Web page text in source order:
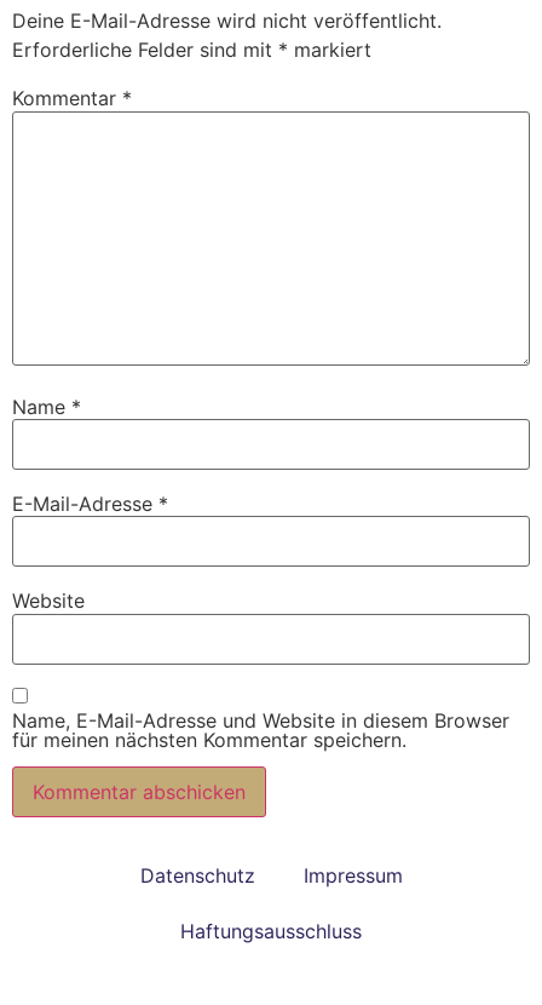
Deine E-Mail-Adresse wird nicht veröffentlicht.
Erforderliche Felder sind mit * markiert
Kommentar *
Name *
E-Mail-Adresse *
Website
Name, E-Mail-Adresse und Website in diesem Browser
für meinen nächsten Kommentar speichern.
Datenschutz
Impressum
Haftungsausschluss